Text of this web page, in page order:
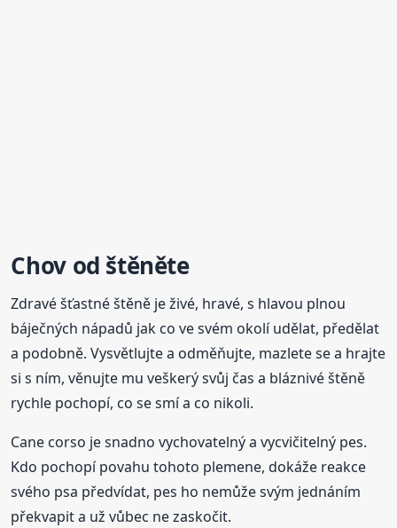
Chov od štěněte
Zdravé šťastné štěně je živé, hravé, s hlavou plnou
báječných nápadů jak co ve svém okolí udělat, předělat
a podobně. Vysvětlujte a odměňujte, mazlete se a hrajte
si s ním, věnujte mu veškerý svůj čas a bláznivé štěně
rychle pochopí, co se smí a co nikoli.
Cane corso je snadno vychovatelný a vycvičitelný pes.
Kdo pochopí povahu tohoto plemene, dokáže reakce
svého psa předvídat, pes ho nemůže svým jednáním
překvapit a už vůbec ne zaskočit.